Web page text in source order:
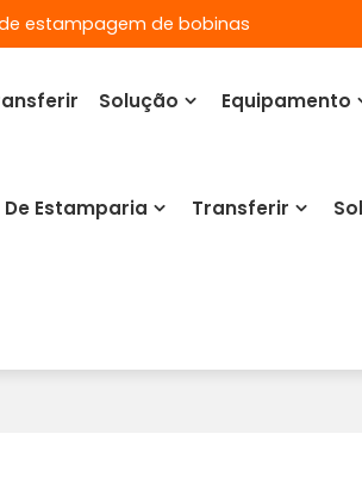
estampagem de bobinas
Solução Equipamento
Estamparia Transferir